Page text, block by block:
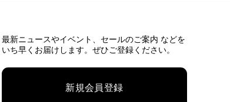
最新ニュースやイベント、 セールのご案内 などを
いち早くお届けします。ぜひご登録ください。
新規会員登録